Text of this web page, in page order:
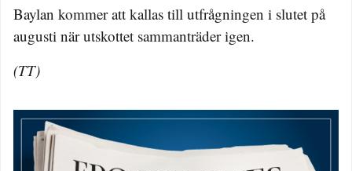
Baylan kommer att kallas till utfrågningen i slutet på
augusti när utskottet sammanträder igen.
(TT)